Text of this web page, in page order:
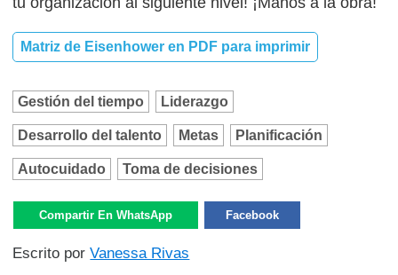
Matriz de Eisenhower en PDF para imprimir
Gestión del tiempo Liderazgo
Desarrollo del talento Metas Planificación
Autocuidado Toma de decisiones
Compartir En WhatsApp Facebook
Escrito porVanessa Rivas